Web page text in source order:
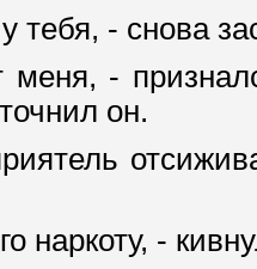
- снова
-
он.
наркоту, -